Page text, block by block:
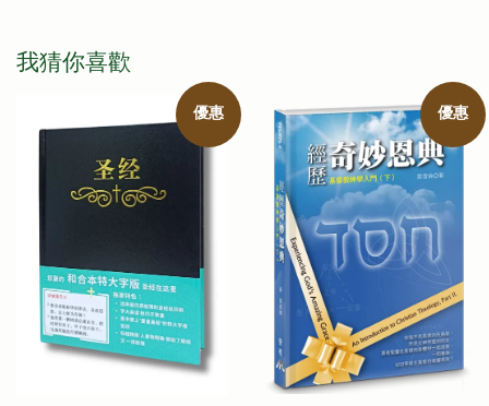
我猜你喜歡
優惠 優惠